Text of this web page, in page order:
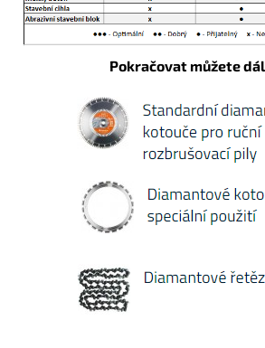
Pokračovat můžete